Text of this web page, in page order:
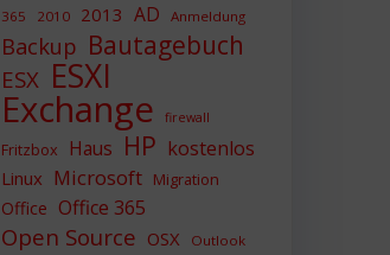
365 2010 2013 AD Anmeldung
Backup Bautagebuch
ESX ESXI
Exchange firewall
Fritzbox Haus HP kostenlos
Linux Microsoft Migration
Office Office 365
Open Source OSX Outlook